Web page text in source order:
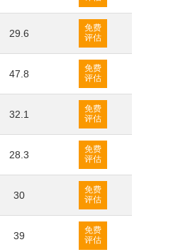
29.6
免费
评估
47.8
免费
评估
32.1
免费
评估
28.3
免费
评估
30
免费
评估
39
免费
评估